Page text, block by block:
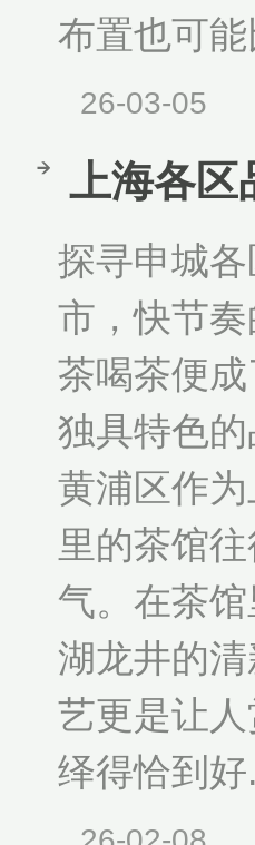
布置也可
26-03-05
上海各区
探寻申城
市，快节
茶喝茶便
独具特色
黄浦区作
里的茶馆
气。在茶
湖龙井的
艺更是让
绎得恰到好